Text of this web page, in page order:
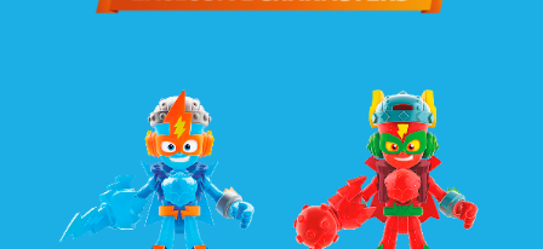
Atención al consumidor